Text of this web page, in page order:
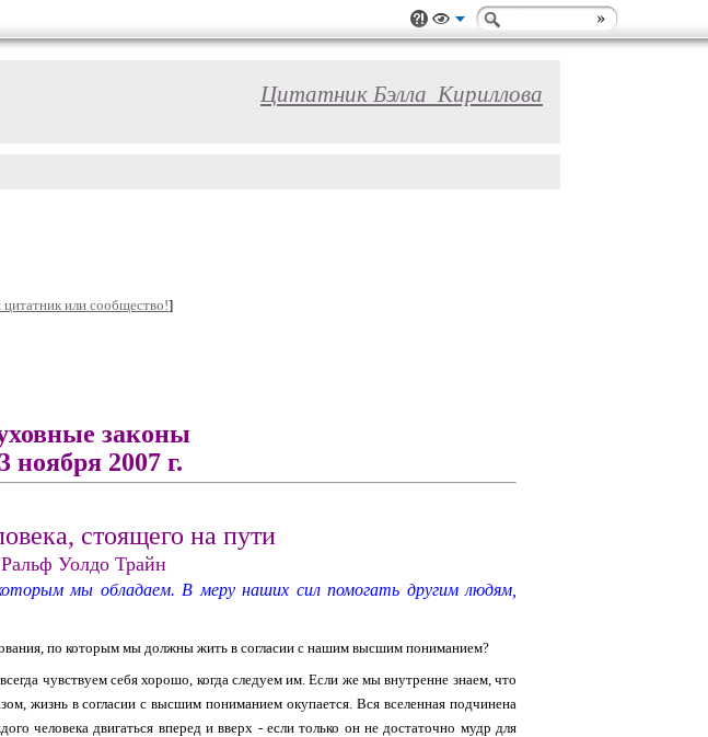
Цитатник Бэлла_Кириллова
цитатник или сообщество!]
законы
ноября 2007 г.
стоящего на пути
Ральф Уолдо Трайн
мы обладаем. В меру наших сил помогать другим людям,
по которым мы должны жить в согласии с нашим высшим пониманием?
чувствуем себя хорошо, когда следуем им. Если же мы внутренне знаем, что
жизнь в согласии с высшим пониманием окупается. Вся вселенная подчинена
человека двигаться вперед и вверх - если только он не достаточно мудр для